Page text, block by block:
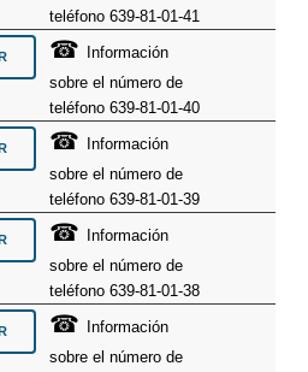
teléfono 639-81-01-41
☎
Información
sobre el número de
teléfono 639-81-01-40
☎
Información
sobre el número de
teléfono 639-81-01-39
☎
Información
sobre el número de
teléfono 639-81-01-38
☎
Información
sobre el número de